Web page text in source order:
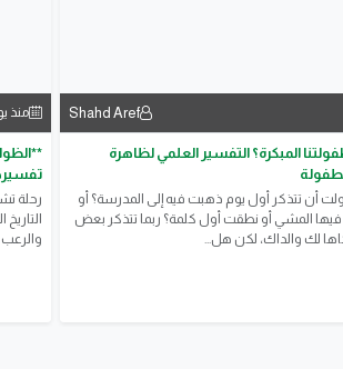
Shahd Aref
المبكرة؟ التفسير العلمي لظاهرة
أن تتذكر أول يوم ذهبت فيه إلى المدرسة؟ أو
المشي أو نطقت أول كلمة؟ ربما تتذكر بعض
لك والداك، لكن هل...
منذ
رحلة